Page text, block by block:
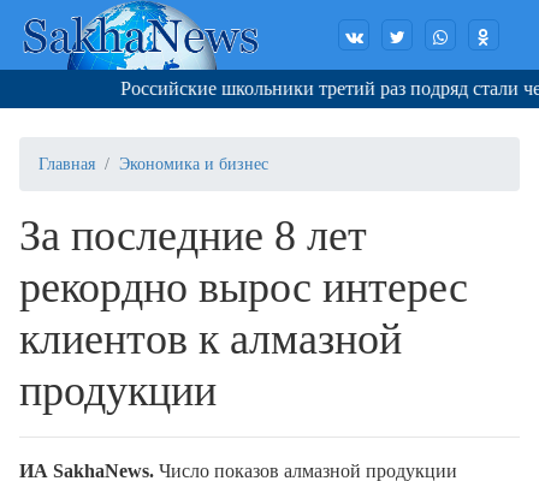
Российские школьники третий раз подряд стали
Главная Экономика и бизнес
За последние 8 лет
рекордно вырос интерес
клиентов к алмазной
продукции
ИА SakhaNews. Число показов алмазной продукции